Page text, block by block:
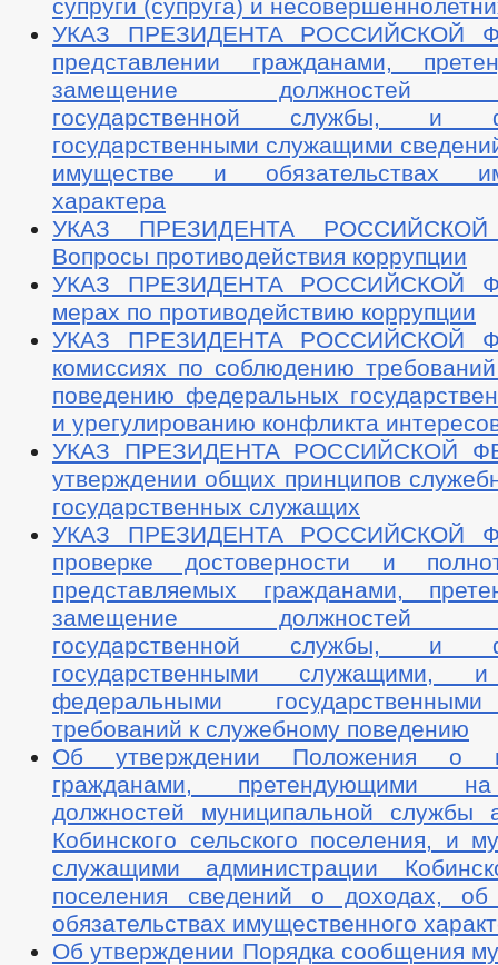
супруги (супруга) и
УКАЗ ПРЕЗИДЕНТА РОССИЙСКОЙ
представлении гражданами,
замещение должностей
государственной службы, и
государственными служащими
имуществе и обязательствах
характера
УКАЗ ПРЕЗИДЕНТА
Вопросы противодействия коррупции
УКАЗ ПРЕЗИДЕНТА РОССИЙСКОЙ
мерах по противодействию коррупции
УКАЗ ПРЕЗИДЕНТА РОССИЙСКОЙ
комиссиях по соблюдению
поведению федеральных
и урегулированию конфликта
УКАЗ ПРЕЗИДЕНТА РОССИЙСКОЙ
утверждении общих принципов
государственных служащих
УКАЗ ПРЕЗИДЕНТА РОССИЙСКОЙ
проверке достоверности и
представляемых гражданами,
замещение должностей
государственной службы, и
государственными служащими,
федеральными
требований к служебному поведению
Об утверждении Положения о
гражданами, претендующими
должностей муниципальной службы
Кобинского сельского поселения, и
служащими администрации
поселения сведений о доходах,
обязательствах имущественного
Об утверждении Порядка сообщения